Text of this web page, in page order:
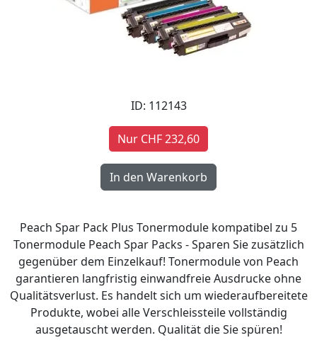
ID: 112143
Nur CHF 232,60
Peach Spar Pack Plus Tonermodule kompatibel zu 5
Tonermodule Peach Spar Packs - Sparen Sie zusätzlich
gegenüber dem Einzelkauf! Tonermodule von Peach
garantieren langfristig einwandfreie Ausdrucke ohne
Qualitätsverlust. Es handelt sich um wiederaufbereitete
Produkte, wobei alle Verschleissteile vollständig
ausgetauscht werden. Qualität die Sie spüren!